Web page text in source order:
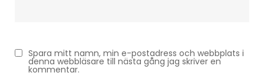
Spara mitt namn, min e-postadress och webbplats i
denna webbläsare till nästa gång jag skriver en
kommentar.